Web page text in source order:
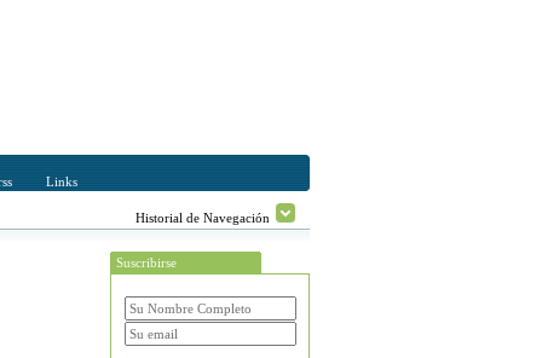
Links
Historial de Navegación
Suscribirse